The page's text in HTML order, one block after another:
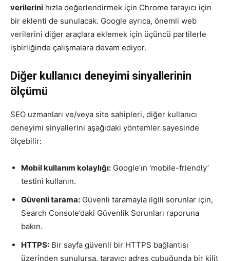
verilerini hızla değerlendirmek için Chrome tarayıcı için
bir eklenti de sunulacak. Google ayrıca, önemli web
verilerini diğer araçlara eklemek için üçüncü partilerle
işbirliğinde çalışmalara devam ediyor.
Diğer kullanıcı deneyimi sinyallerinin
ölçümü
SEO uzmanları ve/veya site sahipleri, diğer kullanıcı
deneyimi sinyallerini aşağıdaki yöntemler sayesinde
ölçebilir:
Mobil kullanım kolaylığı: Google’ın ‘mobile-friendly’
testini kullanın.
Güvenli tarama: Güvenli taramayla ilgili sorunlar için,
Search Console’daki Güvenlik Sorunları raporuna
bakın.
HTTPS: Bir sayfa güvenli bir HTTPS bağlantısı
üzerinden sunulursa, tarayıcı adres çubuğunda bir kilit